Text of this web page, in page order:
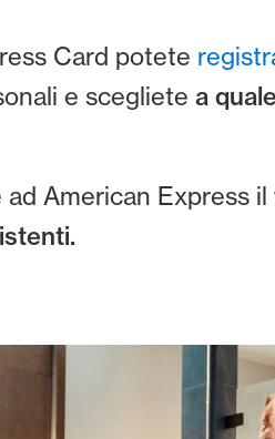
Card potete
e scegliete a
American Express